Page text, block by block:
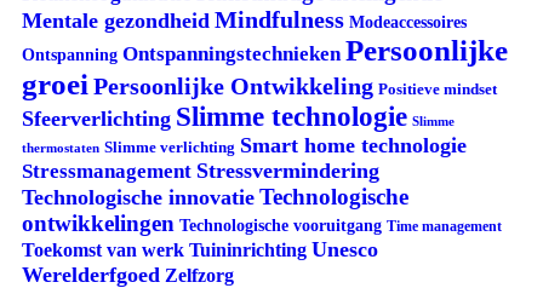
Mentale gezondheid Mindfulness Modeaccessoires
Ontspanning Ontspanningstechnieken Persoonlijke
groei Persoonlijke Ontwikkeling Positieve mindset
Sfeerverlichting Slimme technologie Slimme
thermostaten Slimme verlichting Smart home technologie
Stressmanagement Stressvermindering
Technologische innovatie Technologische
ontwikkelingen Technologische vooruitgang Time management
Toekomst van werk Tuininrichting Unesco
Werelderfgoed Zelfzorg